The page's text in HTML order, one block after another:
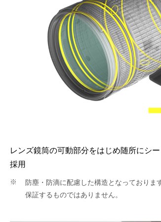
レンズ鏡筒の可動部分をはじめ随所にシ
採用
防塵・防滴に配慮した構造となっており
保証するものではありません。